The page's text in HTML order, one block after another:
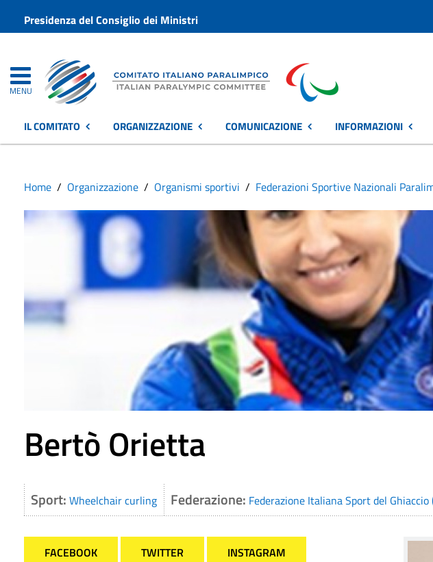
Presidenza del Consiglio dei Ministri
MENU
IL COMITATO ORGANIZZAZIONE COMUNICAZIONE INFORMAZIONI
Home Organizzazione Organismi sportivi Federazioni Sportive Nazionali
Bertò Orietta
Sport: Wheelchair curling Federazione: Federazione Italiana Sport del Ghiaccio
FACEBOOK TWITTER INSTAGRAM